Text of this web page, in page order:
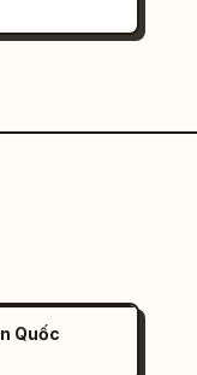
Quốc